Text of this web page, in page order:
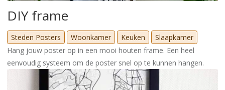
DIY frame
Steden Posters Woonkamer Keuken
Slaapkamer
Hang jouw poster op in een mooi houten frame. Een heel
eenvoudig systeem om de poster snel op te kunnen hangen.